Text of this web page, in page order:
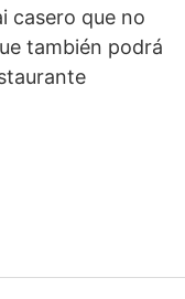
casero que no
también podrá